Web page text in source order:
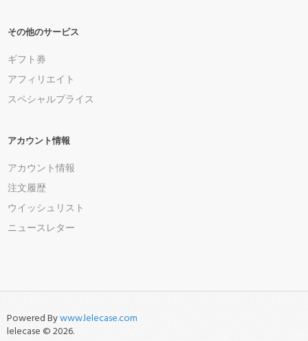
その他のサービス
ギフト券
アフィリエイト
スペシャルプライス
アカウント情報
アカウント情報
注文履歴
ウイッシュリスト
ニュースレター
Powered Bywww.lelecase.com
lelecase © 2026.